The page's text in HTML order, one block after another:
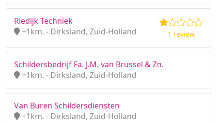
Riedijk Techniek
+1km. - Dirksland, Zuid-Holland
1 review
Schildersbedrijf Fa. J.M. van Brussel & Zn.
+1km. - Dirksland, Zuid-Holland
Van Buren Schildersdiensten
+1km. - Dirksland, Zuid-Holland